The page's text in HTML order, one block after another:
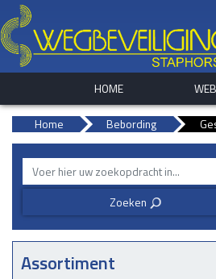
HOME
Home Bebording
Zoeken 3
Assortiment